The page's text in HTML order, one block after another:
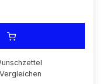
Vergleichen